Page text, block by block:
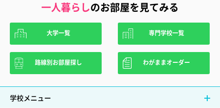
一人暮らしのお部屋を見てみる
大学一覧 専門学校一覧
路線別お部屋探し わがままオーダー
学校メニュー